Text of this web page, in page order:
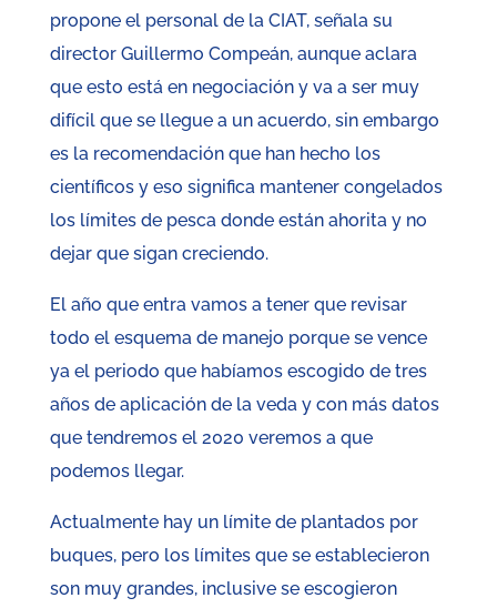
propone el personal de la CIAT, señala su
director Guillermo Compeán, aunque aclara
que esto está en negociación y va a ser muy
difícil que se llegue a un acuerdo, sin embargo
es la recomendación que han hecho los
científicos y eso significa mantener congelados
los límites de pesca donde están ahorita y no
dejar que sigan creciendo.
El año que entra vamos a tener que revisar
todo el esquema de manejo porque se vence
ya el periodo que habíamos escogido de tres
años de aplicación de la veda y con más datos
que tendremos el 2020 veremos a que
podemos llegar.
Actualmente hay un límite de plantados por
buques, pero los límites que se establecieron
son muy grandes, inclusive se escogieron